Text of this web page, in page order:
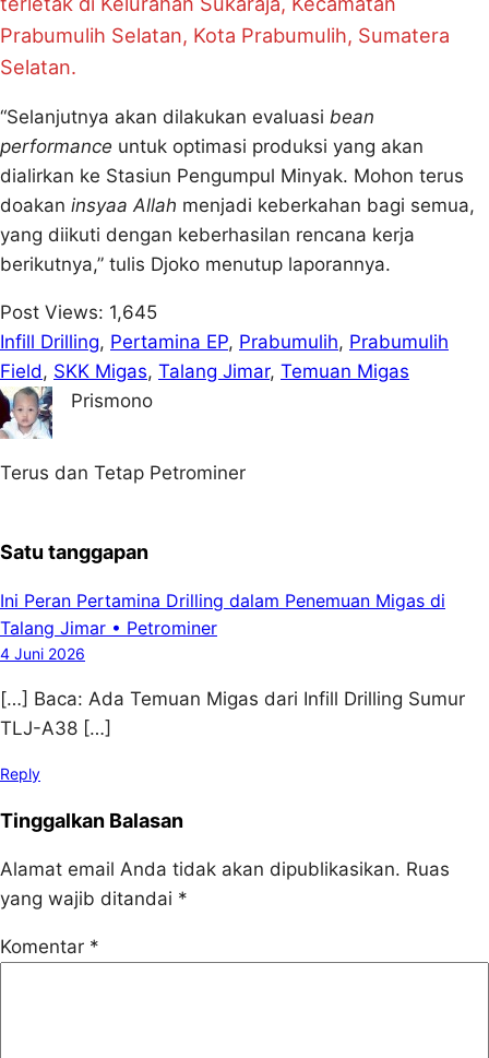
Prabumulih Selatan, Kota Prabumulih, Sumatera
Selatan.
“Selanjutnya akan dilakukan evaluasi bean
performance untuk optimasi produksi yang akan
dialirkan ke Stasiun Pengumpul Minyak. Mohon terus
doakan insyaa Allah menjadi keberkahan bagi semua,
yang diikuti dengan keberhasilan rencana kerja
berikutnya,” tulis Djoko menutup laporannya.
Post Views: 1,645
Infill Drilling, Pertamina EP, Prabumulih, Prabumulih
Field, SKK Migas, Talang Jimar, Temuan Migas
Prismono
Terus dan Tetap Petrominer
Satu tanggapan
Ini Peran Pertamina Drilling dalam Penemuan Migas di
Talang Jimar • Petrominer
4 Juni 2026
[…] Baca: Ada Temuan Migas dari Infill Drilling Sumur
TLJ-A38 […]
Reply
Tinggalkan Balasan
Alamat email Anda tidak akan dipublikasikan. Ruas
yang wajib ditandai *
Komentar *